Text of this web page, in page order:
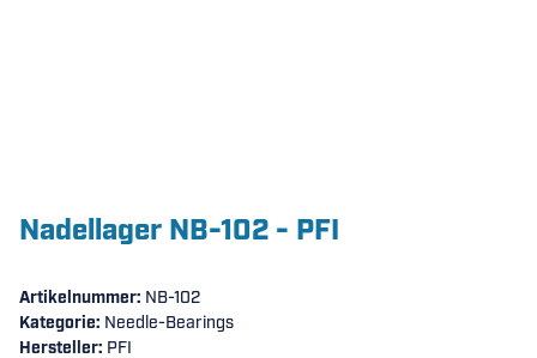
Nadellager NB-102 - PFI
Artikelnummer: NB-102
Kategorie: Needle-Bearings
Hersteller: PFI